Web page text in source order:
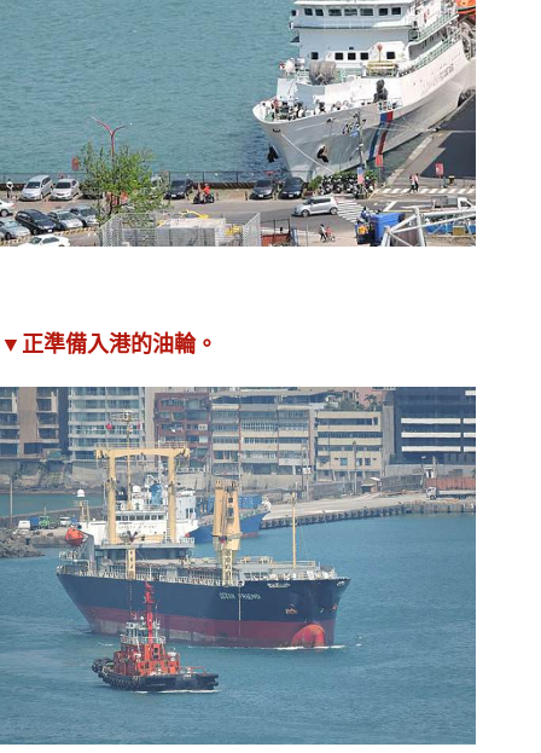
▼正準備入港的油輪。